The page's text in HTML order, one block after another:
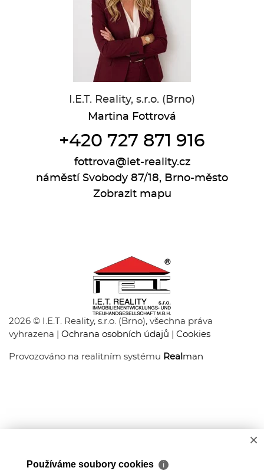
I.E.T. Reality, s.r.o. (Brno)
Martina Fottrová
+420 727 871 916
fottrova@iet-reality.cz
náměstí Svobody 87/18, Brno-město
Zobrazit mapu
2026 © I.E.T. Reality, s.r.o. (Brno), všechna práva
vyhrazena | Ochrana osobních údajů Cookies
Provozováno na realitním systému Real man
×
Používáme soubory cookies ℹ